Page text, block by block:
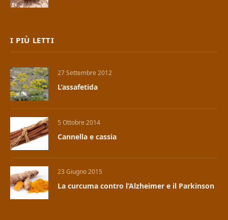
I PIÙ LETTI
27 Settembre 2012
L’assafetida
5 Ottobre 2014
Cannella e cassia
23 Giugno 2015
La curcuma contro l’Alzheimer e il Parkinson